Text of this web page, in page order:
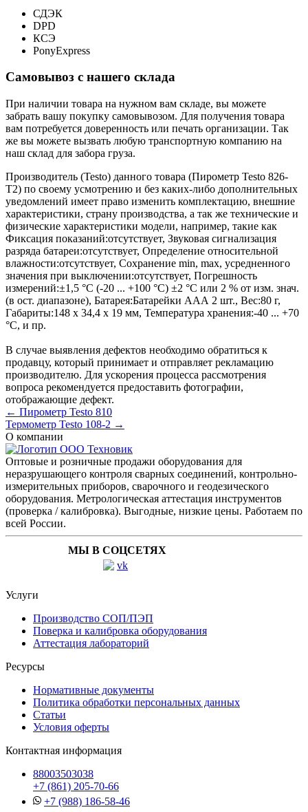
СДЭК
DPD
КСЭ
PonyExpress
Самовывоз с нашего склада
При наличии товара на нужном вам складе, вы можете
забрать вашу покупку самовывозом. Для получения товара
вам потребуется доверенность или печать организации. Так
же вы можете вызвать любую транспортную компанию на
наш склад для забора груза.
Производитель (Testo) данного товара (Пирометр Testo 826-
T2) по своему усмотрению и без каких-либо дополнительных
уведомлений имеет право изменить комплектацию, внешние
характеристики, страну производства, а так же технические и
физические характеристики модели, например, такие как
Фиксация показаний:отсутствует, Звуковая сигнализация
разряда батареи:отсутствует, Определение относительной
влажности:отсутствует, Сохранение min, max, усредненного
значения при выключении:отсутствует, Погрешность
измерений:±1,5 °C (-20 ... +100 °C) ±2 °C или 2 % от изм. знач.
(в ост. диапазоне), Батарея:Батарейки ААА 2 шт., Вес:80 г,
Габариты:148 x 34,4 x 19 мм, Температура хранения:-40 ... +70
°C, и пр.
В случае выявления дефектов необходимо обратиться к
продавцу, который принимает и отправляет рекламацию
производителю. Для ускорения процесса рассмотрения
вопроса рекомендуется предоставить фотографии,
отображающие дефект.
← Пирометр Testo 810
Термометр Testo 108-2 →
О компании
Оптовые и розничные продажи оборудования для
неразрушающего контроля сварных соединений, контрольно-
измерительных приборов, сварочного и геодезического
оборудования. Метрологическая аттестация инструментов
(проверка / калибровка). Выгодные, низкие цены. Работаем по
всей России.
МЫ В СОЦСЕТЯХ
Услуги
Производство СОП/ПЭП
Поверка и калибровка оборудования
Аттестация лабораторий
Ресурсы
Нормативные документы
Политика обработки персональных данных
Статьи
Условия оферты
Контактная информация
88003503038
+7 (861) 205-70-66
+7 (988) 186-58-46